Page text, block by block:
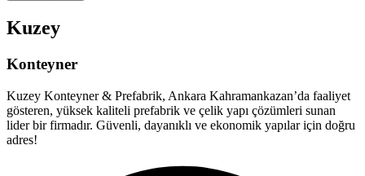
Kuzey
Konteyner
Kuzey Konteyner & Prefabrik, Ankara Kahramankazan’da faaliyet
gösteren, yüksek kaliteli prefabrik ve çelik yapı çözümleri sunan
lider bir firmadır. Güvenli, dayanıklı ve ekonomik yapılar için doğru
adres!